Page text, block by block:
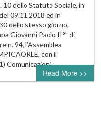
10 dello Statuto Sociale, in
09.11.2018 ed in
dello stesso giorno,
Giovanni Paolo II°” di
n. 94, l’Assemblea
con il
Comunicazioni…
Read More >>